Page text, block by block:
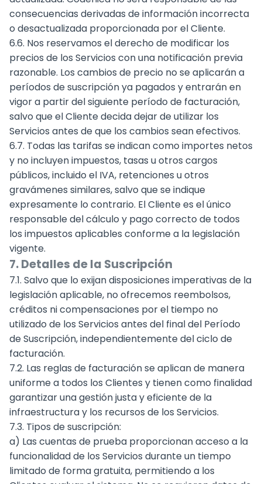
consecuencias derivadas de información incorrecta
o desactualizada proporcionada por el Cliente.
6.6. Nos reservamos el derecho de modificar los
precios de los Servicios con una notificación previa
razonable. Los cambios de precio no se aplicarán a
períodos de suscripción ya pagados y entrarán en
vigor a partir del siguiente período de facturación,
salvo que el Cliente decida dejar de utilizar los
Servicios antes de que los cambios sean efectivos.
6.7. Todas las tarifas se indican como importes netos
y no incluyen impuestos, tasas u otros cargos
públicos, incluido el IVA, retenciones u otros
gravámenes similares, salvo que se indique
expresamente lo contrario. El Cliente es el único
responsable del cálculo y pago correcto de todos
los impuestos aplicables conforme a la legislación
vigente.
7. Detalles de la Suscripción
7.1. Salvo que lo exijan disposiciones imperativas de la
legislación aplicable, no ofrecemos reembolsos,
créditos ni compensaciones por el tiempo no
utilizado de los Servicios antes del final del Período
de Suscripción, independientemente del ciclo de
facturación.
7.2. Las reglas de facturación se aplican de manera
uniforme a todos los Clientes y tienen como finalidad
garantizar una gestión justa y eficiente de la
infraestructura y los recursos de los Servicios.
7.3. Tipos de suscripción:
a) Las cuentas de prueba proporcionan acceso a la
funcionalidad de los Servicios durante un tiempo
limitado de forma gratuita, permitiendo a los